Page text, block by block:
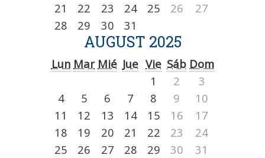
21
22 23 24 25 26
27
28
29 30 31
AUGUST 2025
Lun Mar Mié Jue Vie Sáb Dom
1
2
3
4
5 6 7 8 9
10
11
12 13 14 15 16
17
18
19 20 21 22 23
24
25
26 27 28 29 30 31